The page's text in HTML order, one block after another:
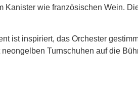
wie französischen Wein.
ist inspiriert, das Orchester
Turnschuhen auf die